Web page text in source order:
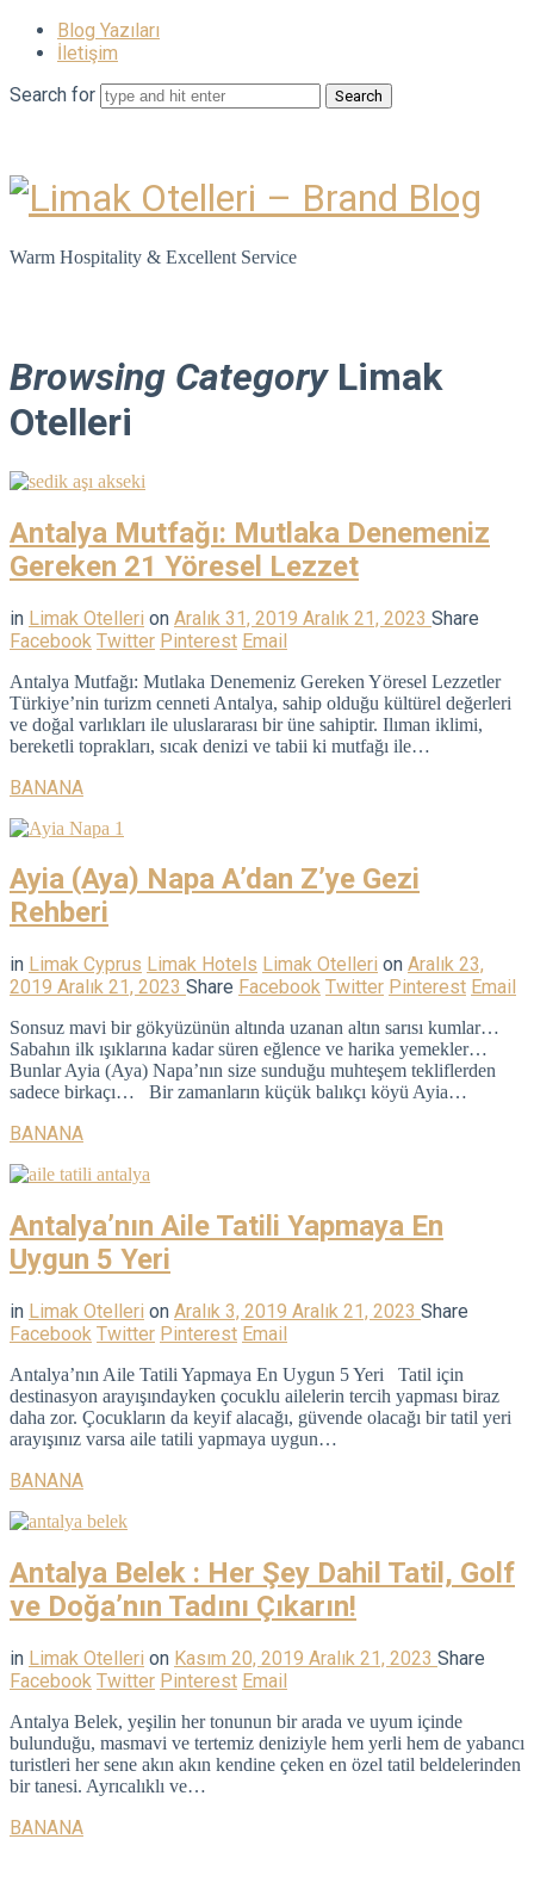
Blog Yazıları
İletişim
Search for
Limak
Otelleri
Blog
Warm Hospitality & Excellent Service
Browsing Category Limak
Otelleri
Antalya Mutfağı: Mutlaka Denemeniz
Gereken 21 Yöresel Lezzet
in Limak Otelleri on Aralık 31, 2019 Aralık 21, 2023 Share
Facebook Twitter Pinterest Email
Antalya Mutfağı: Mutlaka Denemeniz Gereken Yöresel Lezzetler
Türkiye’nin turizm cenneti Antalya, sahip olduğu kültürel değerleri
ve doğal varlıkları ile uluslararası bir üne sahiptir. Ilıman iklimi,
bereketli toprakları, sıcak denizi ve tabii ki mutfağı ile…
BANANA
Ayia (Aya) Napa A’dan Z’ye Gezi
Rehberi
in Limak Cyprus Limak Hotels Limak Otelleri on Aralık 23,
2019 Aralık 21, 2023 Share Facebook Twitter Pinterest Email
Sonsuz mavi bir gökyüzünün altında uzanan altın sarısı kumlar…
Sabahın ilk ışıklarına kadar süren eğlence ve harika yemekler…
Bunlar Ayia (Aya) Napa’nın size sunduğu muhteşem tekliflerden
sadece birkaçı… Bir zamanların küçük balıkçı köyü Ayia…
BANANA
Antalya’nın Aile Tatili Yapmaya En
Uygun 5 Yeri
in Limak Otelleri on Aralık 3, 2019 Aralık 21, 2023 Share
Facebook Twitter Pinterest Email
Antalya’nın Aile Tatili Yapmaya En Uygun 5 Yeri Tatil için
destinasyon arayışındayken çocuklu ailelerin tercih yapması biraz
daha zor. Çocukların da keyif alacağı, güvende olacağı bir tatil yeri
arayışınız varsa aile tatili yapmaya uygun…
BANANA
Antalya Belek : Her Şey Dahil Tatil, Golf
ve Doğa’nın Tadını Çıkarın!
in Limak Otelleri on Kasım 20, 2019 Aralık 21, 2023 Share
Facebook Twitter Pinterest Email
Antalya Belek, yeşilin her tonunun bir arada ve uyum içinde
bulunduğu, masmavi ve tertemiz deniziyle hem yerli hem de yabancı
turistleri her sene akın akın kendine çeken en özel tatil beldelerinden
bir tanesi. Ayrıcalıklı ve…
BANANA